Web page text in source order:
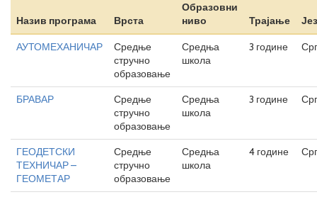
Назив програма Врста
Образовни
ниво
Трајање
АУТОМЕХАНИЧАР
Средње
стручно
образовање
Средња
школа
3 године
БРАВАР
Средње
стручно
образовање
Средња
школа
3 године
ГЕОДЕТСКИ
ТЕХНИЧАР –
ГЕОМЕТАР
Средње
стручно
образовање
Средња
школа
4 године